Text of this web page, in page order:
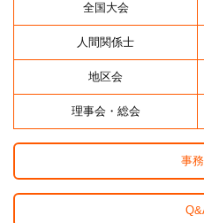
全国大会
人間関係士
地区会
理事会・総会
事